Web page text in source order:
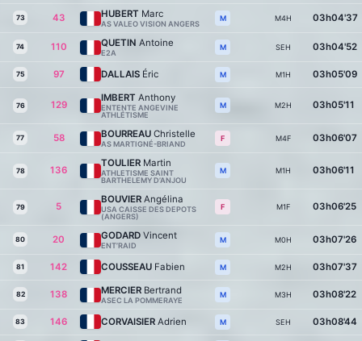
73 43 HUBERT Marc
AS VALEO VISION ANGERS
M M4H 03h04'37
74 110 QUETIN Antoine
E2A
M SEH 03h04'52
75 97 DALLAIS Éric M M1H 03h05'09
76 129
IMBERT Anthony
ENTENTE ANGEVINE
ATHLÉTISME
M M2H 03h05'11
77 58 BOURREAU Christelle
AS MARTIGNÉ-BRIAND
F M4F 03h06'07
78 136
TOULIER Martin
ATHLETISME SAINT
BARTHELEMY D’ANJOU
M M1H 03h06'11
79 5
BOUVIER Angélina
USA CAISSE DES DEPOTS
(ANGERS)
F M1F 03h06'25
80 20 GODARD Vincent
ENT’RAID
M M0H 03h07'26
81 142 COUSSEAU Fabien M M2H 03h07'37
82 138 MERCIER Bertrand
ASEC LA POMMERAYE
M M3H 03h08'22
83 146 CORVAISIER Adrien M SEH 03h08'44